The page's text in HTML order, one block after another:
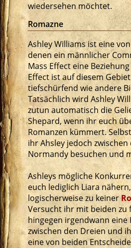
wiedersehen möchtet.
Romazne
Ashley Williams ist eine
denen ein männlicher
Mass Effect eine
Effect ist auf diesem
tiefschürfend wie andere
Tatsächlich wird Ashley
zutun automatisch die
Shepard, wenn ihr euch
Romanzen kümmert.
ihr Ahsley jedoch
Normandy besuchen und
Ashleys mögliche
euch lediglich Liara
logischerweise zu keiner
Versucht ihr mit beiden
hingegen irgendwann
zwischen den Dreien und
eine von beiden